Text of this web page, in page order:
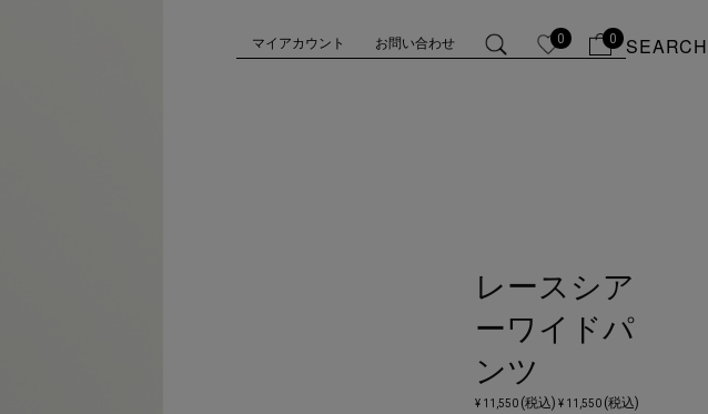
マイアカウント お問い合わせ 0 0 SEARCH
レースシア
ーワイドパ
ンツ
¥ 11,550 (税込) ¥ 11,550 (税込)